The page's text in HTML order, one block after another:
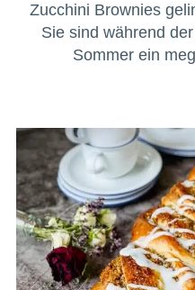
Zucchini Brownies
Sie sind während
Sommer ein